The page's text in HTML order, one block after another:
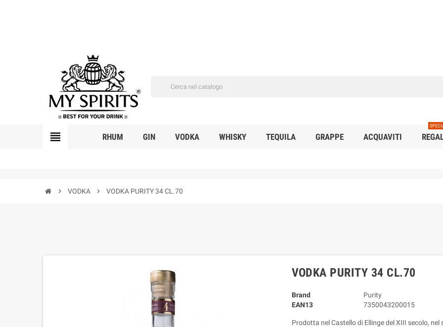
view_headline RHUM GIN VODKA WHISKY TEQUILA GRAPPE ACQUAVITI
chevron_right VODKA chevron_right VODKA PURITY 34 CL.70
VODKA PURITY 34 CL.70
Brand
Purity
EAN13
7350043200015
Prodotta nel Castello di Ellinge del XIII secolo,